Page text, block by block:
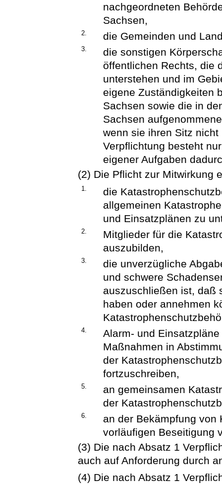
nachgeordneten
Sachsen,
2. die Gemeinden und
3.
die sonstigen
öffentlichen Rechts, die
unterstehen und im
eigene Zuständigkeiten
Sachsen sowie die in
Sachsen
wenn sie ihren Sitz
Verpflichtung besteht
eigener Aufgaben
(2) Die Pflicht zur Mitwirkung
1.
die
allgemeinen
und Einsatzplänen zu
2.
Mitglieder für die
auszubilden,
3.
die unverzügliche
und schwere
auszuschließen ist, daß
haben oder annehmen
4.
Alarm- und
Maßnahmen in
der
fortzuschreiben,
5.
an gemeinsamen
der
6.
an der Bekämpfung von
vorläufigen Beseitigung
(3) Die nach Absatz 1
auch auf Anforderung durch
(4) Die nach Absatz 1